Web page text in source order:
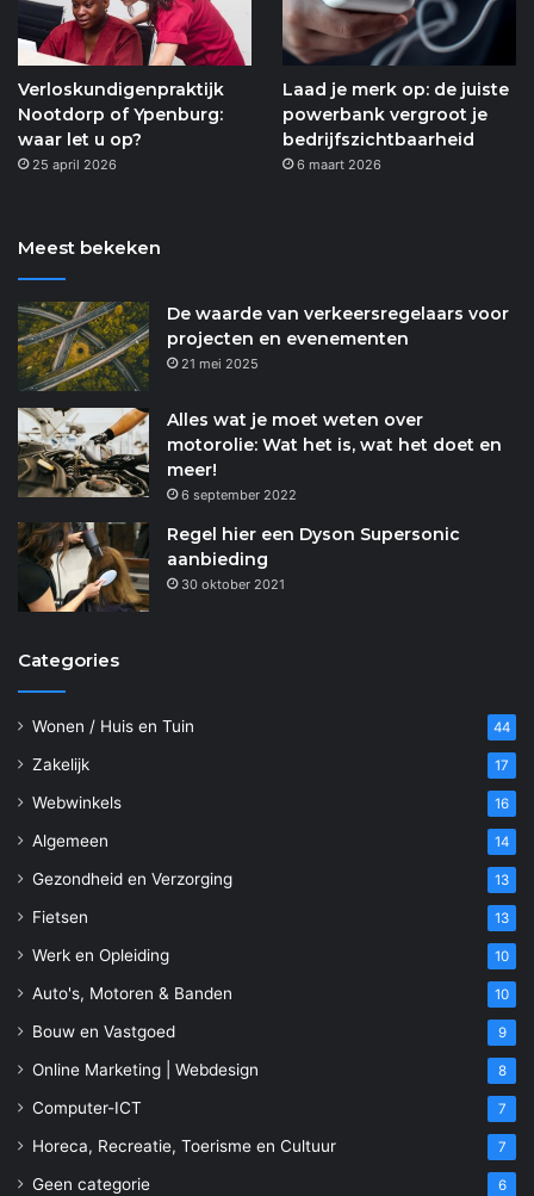
Verloskundigenpraktijk
Nootdorp of Ypenburg:
waar let u op?
25 april 2026
Laad je merk op: de juiste
powerbank vergroot je
bedrijfszichtbaarheid
6 maart 2026
Meest bekeken
De waarde van verkeersregelaars voor
projecten en evenementen
21 mei 2025
Alles wat je moet weten over
motorolie: Wat het is, wat het doet en
meer!
6 september 2022
Regel hier een Dyson Supersonic
aanbieding
30 oktober 2021
Categories
Wonen / Huis en Tuin 44
Zakelijk 17
Webwinkels 16
Algemeen 14
Gezondheid en Verzorging 13
Fietsen 13
Werk en Opleiding 10
Auto's, Motoren & Banden 10
Bouw en Vastgoed 9
Online Marketing | Webdesign 8
Computer-ICT 7
Horeca, Recreatie, Toerisme en Cultuur 7
Geen categorie 6